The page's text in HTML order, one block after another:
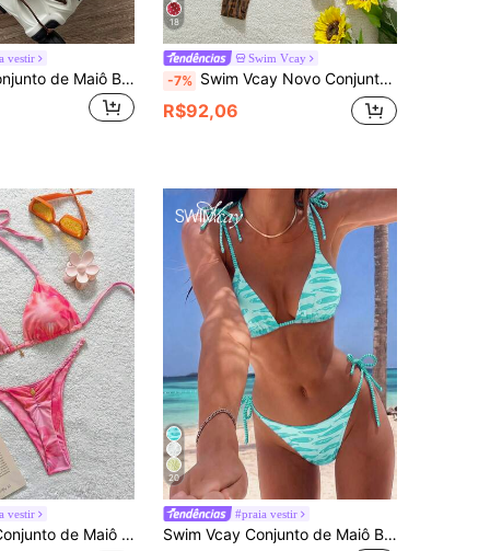
vestir
Swim Vcay Conjunto de Maiô Bikini com Top Halter Sem Fio e Parte Inferior Amarrada Lateralmente com Estampa Aleatória de Pele de Cobra, Roupa de Banho de Verão para Mulheres em Férias na Praia
18
Swim Vcay
-7% Swim Vcay Novo Conjunto de Maiô Bikini com 4 Peças, Estampa Geométrica, Decote Alto, Alças Cruzadas, para Praia e Férias de Verão
R$92,06
vestir
Halter com Estampa Floral para Férias de Verão Feminino
20
#praia vestir
Swim Vcay Conjunto de Maiô Bikini Sexy Feminino de 2 Peças com Laço Doce e Ombro, Removível e Acolchoado, Adequado para Praia e Aeroporto